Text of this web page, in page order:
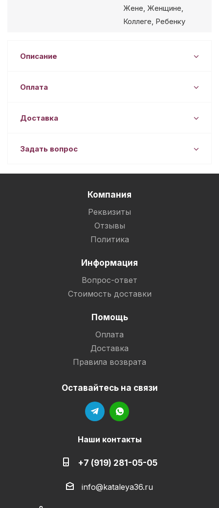
Жене, Женщине,
Коллеге, Ребенку
Описание
Оплата
Доставка
Задать вопрос
Компания
Реквизиты
Отзывы
Политика
Информация
Вопрос-ответ
Стоимость доставки
Помощь
Оплата
Доставка
Правила возврата
Оставайтесь на связи
Наши контакты
+7 (919) 281-05-05
info@kataleya36.ru